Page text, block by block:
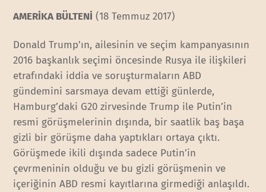
AMERİKA BÜLTENİ (18 Temmuz 2017)
Donald Trump’ın, ailesinin ve seçim kampanyasının
2016 başkanlık seçimi öncesinde Rusya ile ilişkileri
etrafındaki iddia ve soruşturmaların ABD
gündemini sarsmaya devam ettiği günlerde,
Hamburg’daki G20 zirvesinde Trump ile Putin’in
resmi görüşmelerinin dışında, bir saatlik baş başa
gizli bir görüşme daha yaptıkları ortaya çıktı.
Görüşmede ikili dışında sadece Putin’in
çevrmeninin olduğu ve bu gizli görüşmenin ve
içeriğinin ABD resmi kayıtlarına girmediği anlaşıldı.